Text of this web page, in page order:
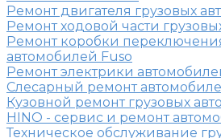
Ремонт двигателя грузовых
Ремонт ходовой части
Ремонт коробки
автомобилей Fuso
Ремонт электрики
Слесарный ремонт
Кузовной ремонт грузовых
HINO - сервис и ремонт
Техническое обслуживание